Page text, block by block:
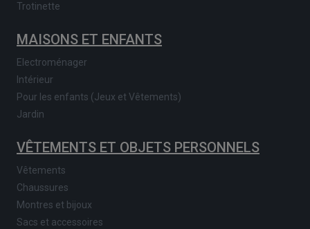
Trotinette
MAISONS ET ENFANTS
Electroménager
Intérieur
Pour les enfants (Jeux et Vêtements)
Jardin
VÊTEMENTS ET OBJETS PERSONNELS
Vêtements
Chaussures
Montres et bijoux
Sacs et accessoires